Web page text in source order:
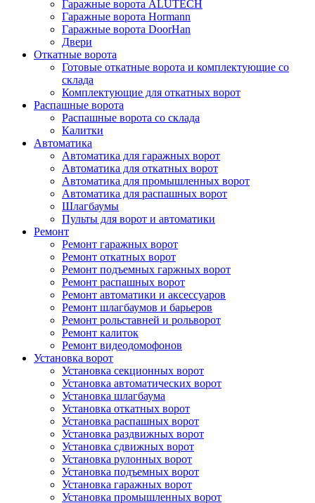
Гаражные ворота ALUTECH
Гаражные ворота Hormann
Гаражные ворота DoorHan
Двери
Откатные ворота
Готовые откатные ворота и комплектующие со
склада
Комплектующие для откатных ворот
Распашные ворота
Распашные ворота со склада
Калитки
Автоматика
Автоматика для гаражных ворот
Автоматика для откатных ворот
Автоматика для промышленных ворот
Автоматика для распашных ворот
Шлагбаумы
Пульты для ворот и автоматики
Ремонт
Ремонт гаражных ворот
Ремонт откатных ворот
Ремонт подъемных гаржных ворот
Ремонт распашных ворот
Ремонт автоматики и аксессуаров
Ремонт шлагбаумов и барьеров
Ремонт рольставней и рольворот
Ремонт калиток
Ремонт видеодомофонов
Установка ворот
Установка секционных ворот
Установка автоматических ворот
Установка шлагбаума
Установка откатных ворот
Установка распашных ворот
Установка раздвижных ворот
Установка сдвижных ворот
Установка рулонных ворот
Установка подъемных ворот
Установка гаражных ворот
Установка промышленных ворот